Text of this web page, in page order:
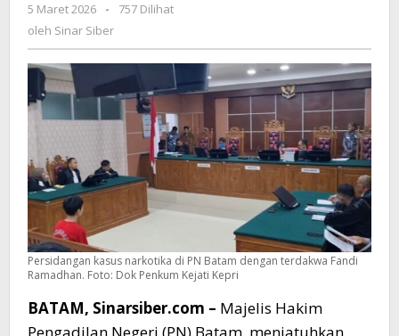
Kejati
Kepri:
JPU
Pikir-
Pikir
5 Maret 2026
oleh
Sinar
-
757 Dilihat
oleh Sinar Siber
Persidangan kasus narkotika di PN Batam dengan terdakwa Fandi
Ramadhan. Foto: Dok Penkum Kejati Kepri
BATAM, Sinarsiber.com – Majelis Hakim
Pengadilan Negeri (PN) Batam, menjatuhkan